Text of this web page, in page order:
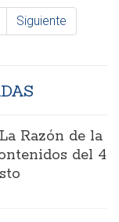
Siguiente
Razón de la
del 4